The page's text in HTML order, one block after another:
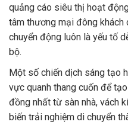
quảng cáo siêu thị hoạt
tâm thương mại đông khách
chuyển động luôn là yếu tố
bộ.
Một số chiến dịch sáng tạo
vực quanh thang cuốn để
đồng nhất từ sàn nhà, vách
biến trải nghiệm di chuyển